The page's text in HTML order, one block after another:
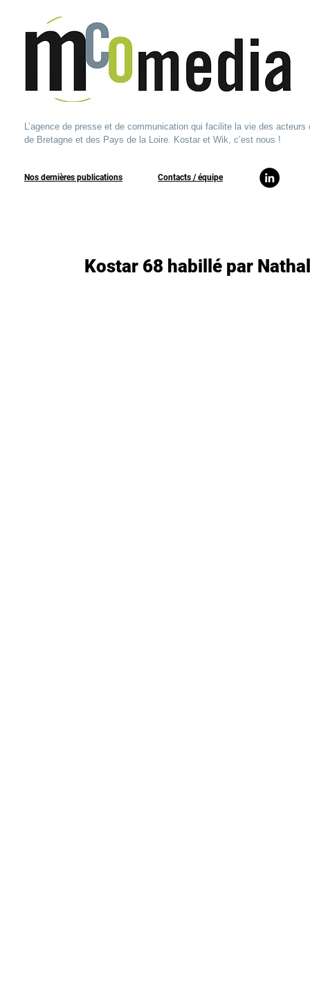
L’agence de presse et de communication qui facilite la vie des acteurs
de Bretagne et des Pays de la Loire. Kostar et Wik, c’est nous !
Nos dernières publications ​Contacts / équipe​
Kostar 68 habillé par